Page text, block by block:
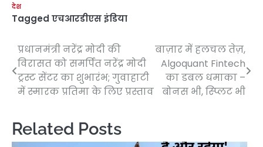
देश
Tagged एचआरडीएस इंडिया
Post
navigation
प्रधानमंत्री नरेंद्र मोदी की
विरासत को समर्पित नरेंद्र मोदी
ट्रस्ट सेंटर का शुभारंभ; गुवाहाटी
में स्मारक प्रतिमा के लिए प्रस्ताव
बाज़ार में हलचल तेज़,
Algoquant Fintech
का डबल धमाका –
बोनस भी, स्प्लिट भी
Related Posts